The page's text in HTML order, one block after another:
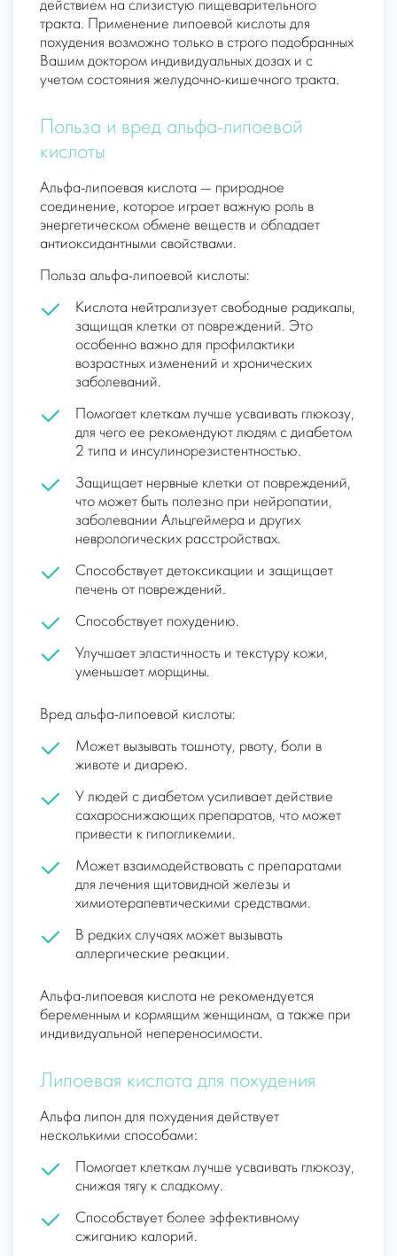
действием на слизистую пищеварительного
тракта. Применение липоевой кислоты для
похудения возможно только в строго подобранных
Вашим доктором индивидуальных дозах и с
учетом состояния желудочно-кишечного тракта.
Польза и вред альфа-липоевой
кислоты
Альфа-липоевая кислота — природное
соединение, которое играет важную роль в
энергетическом обмене веществ и обладает
антиоксидантными свойствами.
Польза альфа-липоевой кислоты:
Кислота нейтрализует свободные радикалы,
защищая клетки от повреждений. Это
особенно важно для профилактики
возрастных изменений и хронических
заболеваний.
Помогает клеткам лучше усваивать глюкозу,
для чего ее рекомендуют людям с диабетом
2 типа и инсулинорезистентностью.
Защищает нервные клетки от повреждений,
что может быть полезно при нейропатии,
заболевании Альцгеймера и других
неврологических расстройствах.
Способствует детоксикации и защищает
печень от повреждений.
Способствует похудению.
Улучшает эластичность и текстуру кожи,
уменьшает морщины.
Вред альфа-липоевой кислоты:
Может вызывать тошноту, рвоту, боли в
животе и диарею.
У людей с диабетом усиливает действие
сахароснижающих препаратов, что может
привести к гипогликемии.
Может взаимодействовать с препаратами
для лечения щитовидной железы и
химиотерапевтическими средствами.
В редких случаях может вызывать
аллергические реакции.
Альфа-липоевая кислота не рекомендуется
беременным и кормящим женщинам, а также при
индивидуальной непереносимости.
Липоевая кислота для похудения
Альфа липон для похудения действует
несколькими способами:
Помогает клеткам лучше усваивать глюкозу,
снижая тягу к сладкому.
Способствует более эффективному
сжиганию калорий.